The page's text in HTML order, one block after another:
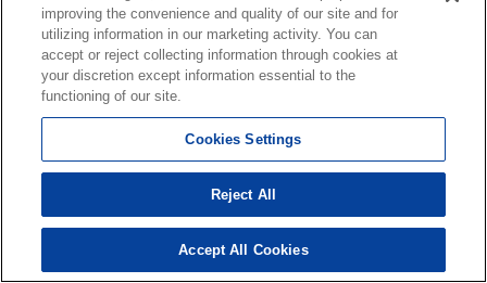
improving the convenience and quality of our site and for
utilizing information in our marketing activity. You can
accept or reject collecting information through cookies at
your discretion except information essential to the
functioning of our site.
Cookies Settings
Reject All
Accept All Cookies